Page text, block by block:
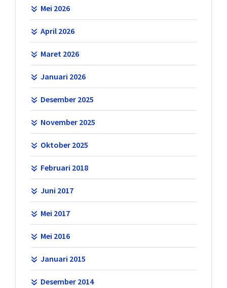
Mei 2026
April 2026
Maret 2026
Januari 2026
Desember 2025
November 2025
Oktober 2025
Februari 2018
Juni 2017
Mei 2017
Mei 2016
Januari 2015
Desember 2014